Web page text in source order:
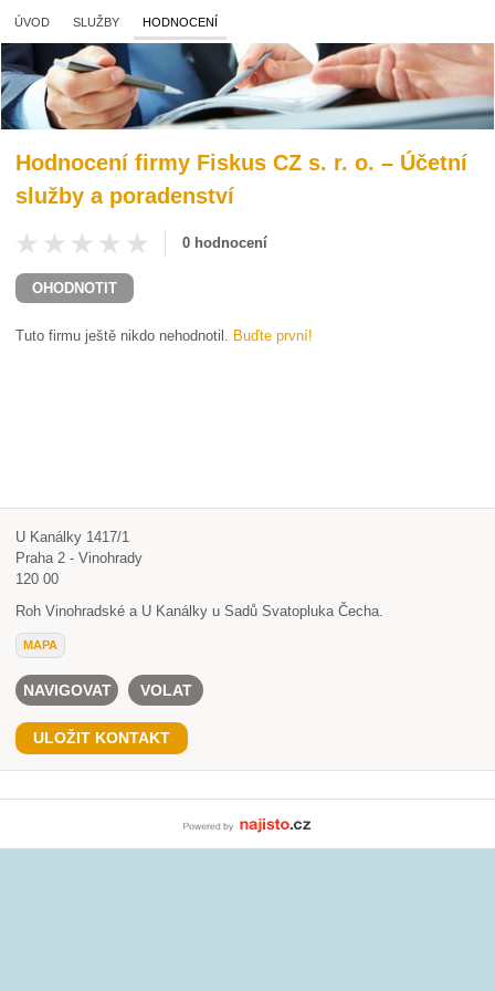
ÚVOD SLUŽBY HODNOCENÍ
Hodnocení firmy Fiskus CZ s. r. o. – Účetní
služby a poradenství
0 hodnocení
OHODNOTIT
Tuto firmu ještě nikdo nehodnotil. Buďte první!
U Kanálky 1417/1
Praha 2 - Vinohrady
120 00
Roh Vinohradské a U Kanálky u Sadů Svatopluka Čecha.
MAPA
NAVIGOVAT VOLAT
ULOŽIT KONTAKT